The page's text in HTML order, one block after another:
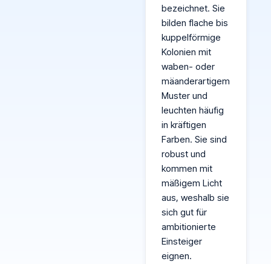
bezeichnet. Sie
bilden flache bis
kuppelförmige
Kolonien mit
waben- oder
mäanderartigem
Muster und
leuchten häufig
in kräftigen
Farben. Sie sind
robust und
kommen mit
mäßigem Licht
aus, weshalb sie
sich gut für
ambitionierte
Einsteiger
eignen.